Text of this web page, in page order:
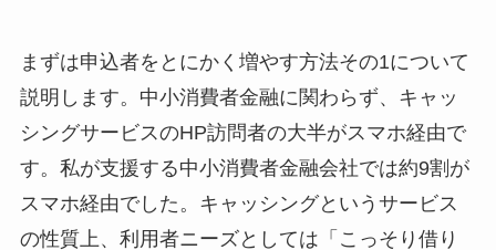
まずは申込者をとにかく増やす方法その1について
説明します。中小消費者金融に関わらず、キャッ
シングサービスのHP訪問者の大半がスマホ経由で
す。私が支援する中小消費者金融会社では約9割が
スマホ経由でした。キャッシングというサービス
の性質上、利用者ニーズとしては「こっそり借り